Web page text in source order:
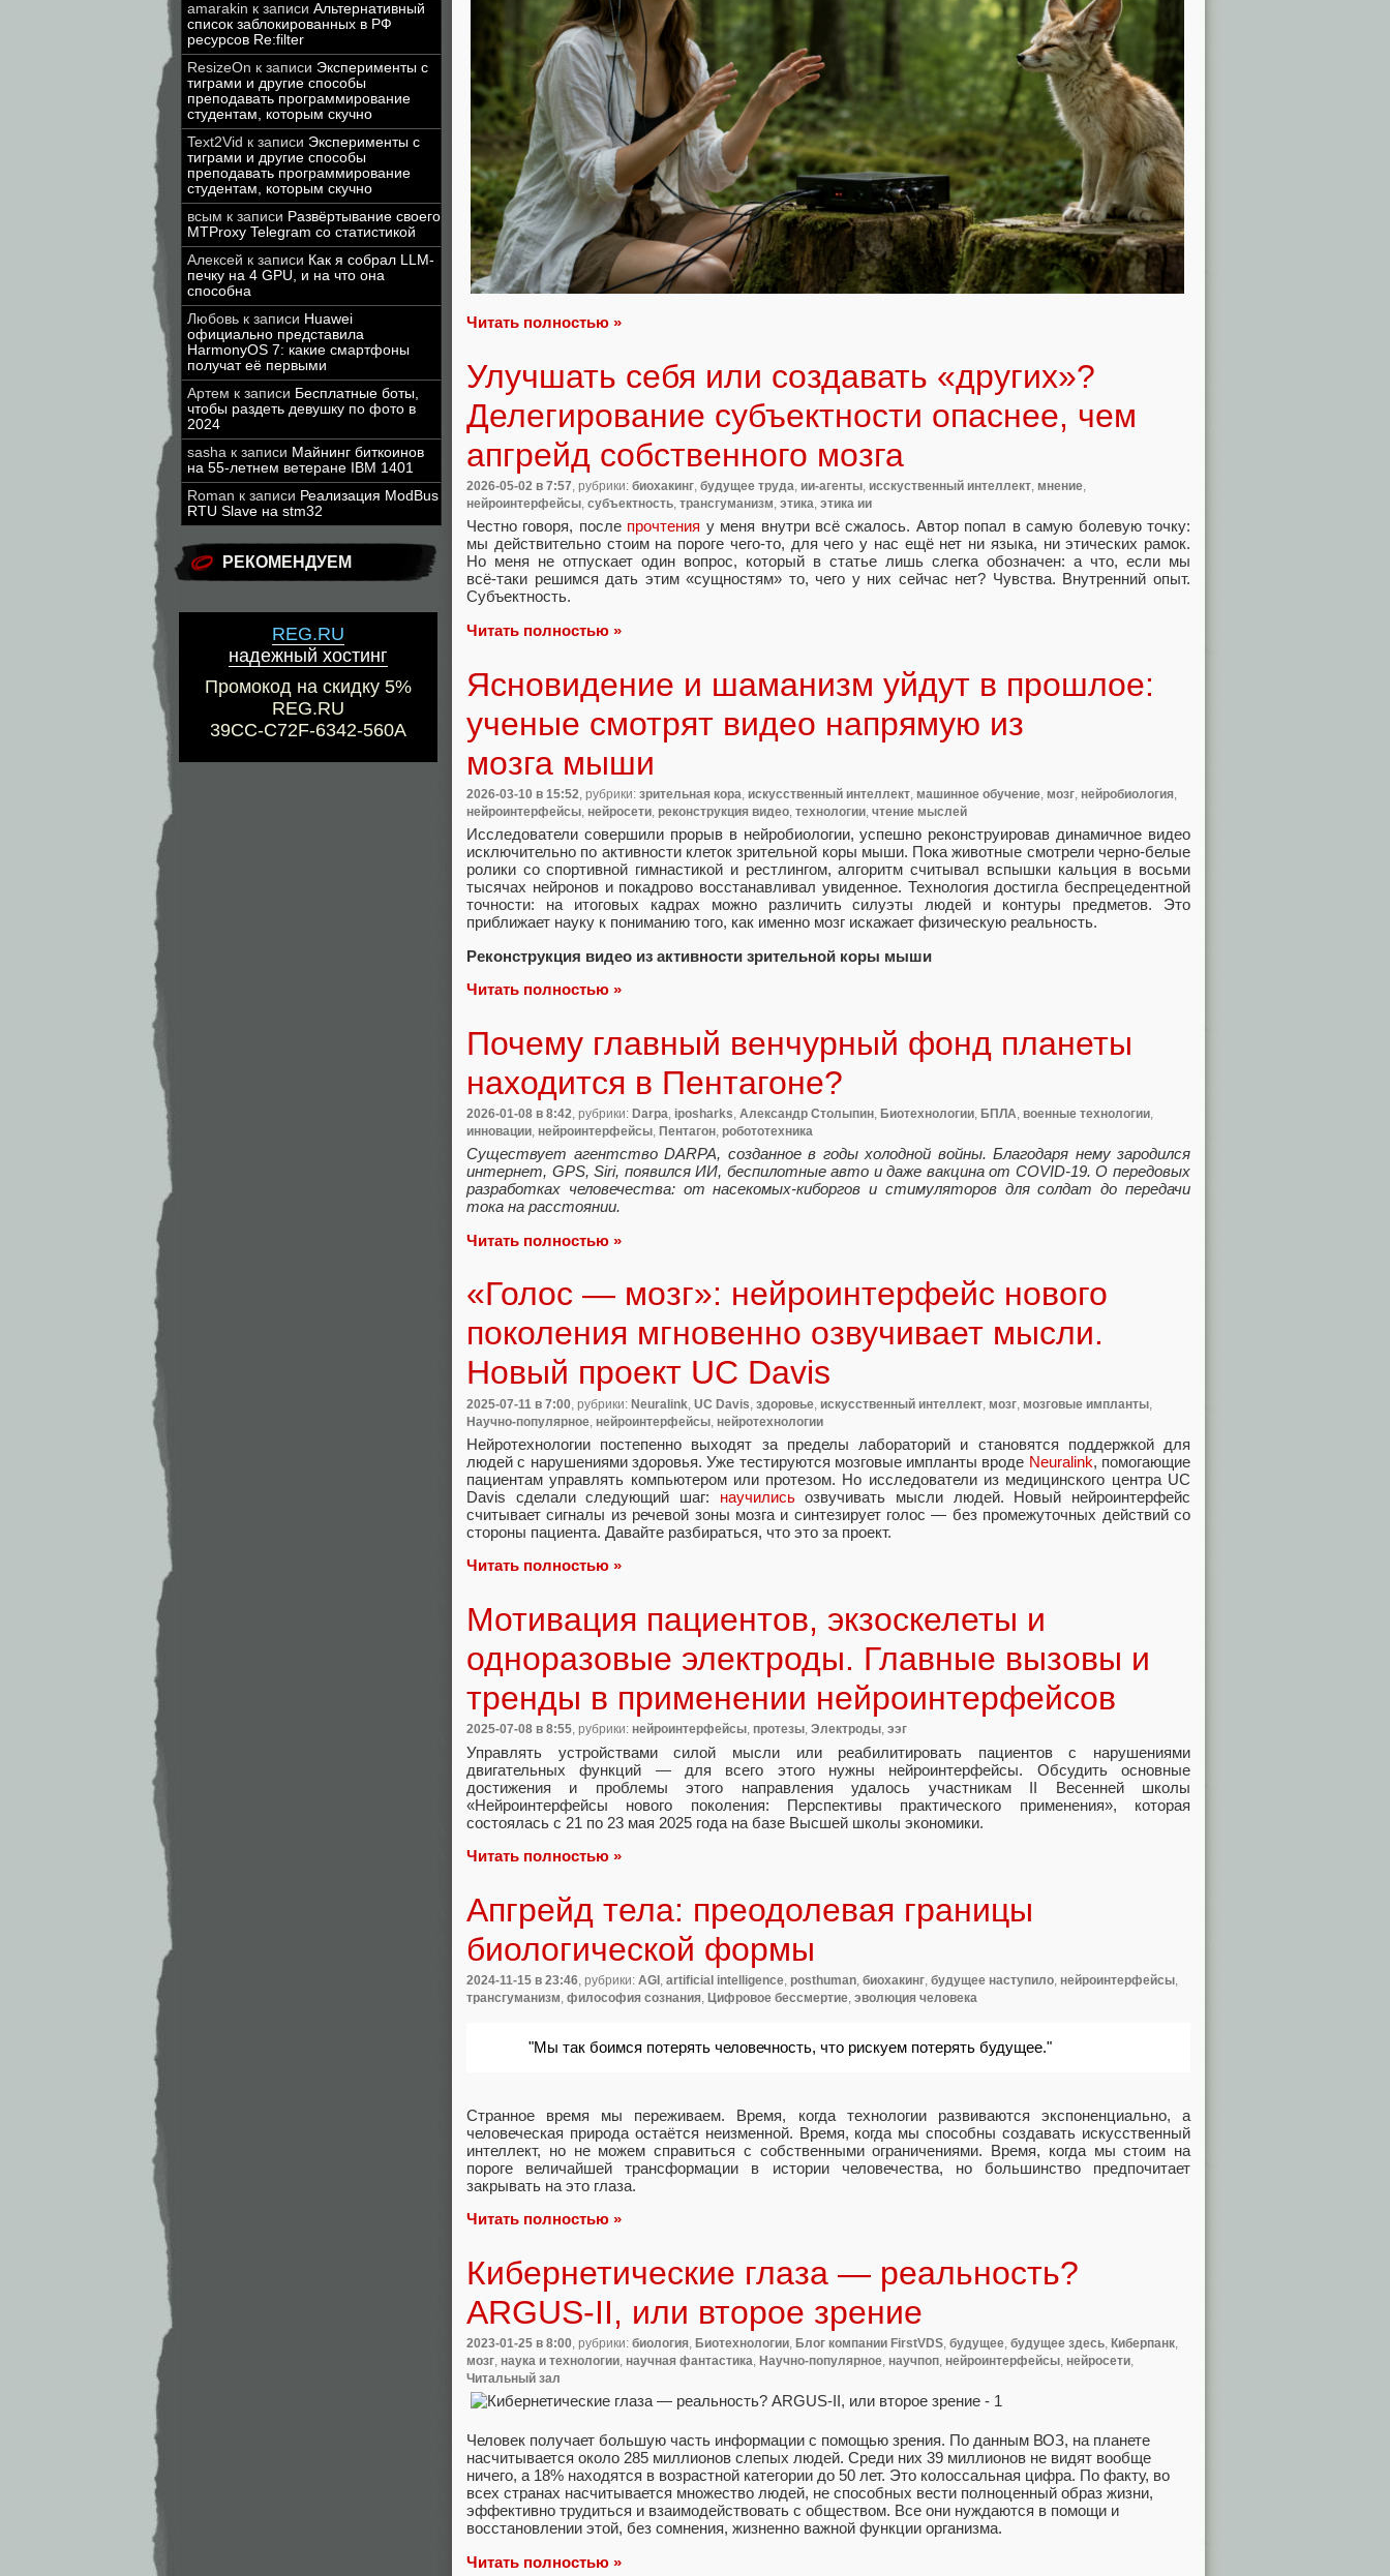
amarakin к записи Альтернативный
список заблокированных в РФ
ресурсов Re:filter
ResizeOn к записи Эксперименты с
тиграми и другие способы
преподавать программирование
студентам, которым скучно
Text2Vid к записи Эксперименты с
тиграми и другие способы
преподавать программирование
студентам, которым скучно
всым к записи Развёртывание своего
MTProxy Telegram со статистикой
Алексей к записи Как я собрал LLM-
печку на 4 GPU, и на что она
способна
Любовь к записи Huawei
официально представила
HarmonyOS 7: какие смартфоны
получат её первыми
Артем к записи Бесплатные боты,
чтобы раздеть девушку по фото в
2024
sasha к записи Майнинг биткоинов
на 55-летнем ветеране IBM 1401
Roman к записи Реализация ModBus
RTU Slave на stm32
РЕКОМЕНДУЕМ
REG.RU
надежный хостинг
Промокод на скидку 5%
REG.RU
39CC-C72F-6342-560A
Читать полностью »
Улучшать себя или создавать «других»?
Делегирование субъектности опаснее, чем
апгрейд собственного мозга
2026-05-02 в 7:57, рубрики: биохакинг, будущее труда, ии-агенты, исскуственный интеллект, мнение,
нейроинтерфейсы, субъектность, трансгуманизм, этика, этика ии
Честно говоря, после прочтения у меня внутри всё сжалось. Автор попал в самую болевую точку:
мы действительно стоим на пороге чего‑то, для чего у нас ещё нет ни языка, ни этических рамок.
Но меня не отпускает один вопрос, который в статье лишь слегка обозначен: а что, если мы
всё‑таки решимся дать этим «сущностям» то, чего у них сейчас нет? Чувства. Внутренний опыт.
Субъектность.
Читать полностью »
Ясновидение и шаманизм уйдут в прошлое:
ученые смотрят видео напрямую из
мозга мыши
2026-03-10 в 15:52 , рубрики: зрительная кора искусственный интеллект машинное обучение мозг нейробиология
нейроинтерфейсы нейросети реконструкция видео технологии чтение мыслей
Исследователи совершили прорыв в нейробиологии, успешно реконструировав динамичное видео
исключительно по активности клеток зрительной коры мыши. Пока животные смотрели черно-белые
ролики со спортивной гимнастикой и рестлингом, алгоритм считывал вспышки кальция в восьми
тысячах нейронов и покадрово восстанавливал увиденное. Технология достигла беспрецедентной
точности: на итоговых кадрах можно различить силуэты людей и контуры предметов. Это
приближает науку к пониманию того, как именно мозг искажает физическую реальность.
Реконструкция видео из активности зрительной коры мыши
Читать полностью »
Почему главный венчурный фонд планеты
находится в Пентагоне?
2026-01-08 в 8:42 , рубрики: Darpa iposharks Александр Столыпин Биотехнологии БПЛА военные технологии
инновации нейроинтерфейсы Пентагон робототехника
Существует агентство DARPA, созданное в годы холодной войны. Благодаря нему зародился
интернет, GPS, Siri, появился ИИ, беспилотные авто и даже вакцина от COVID-19. О передовых
разработках человечества: от насекомых-киборгов и стимуляторов для солдат до передачи
тока на расстоянии.
Читать полностью »
«Голос — мозг»: нейроинтерфейс нового
поколения мгновенно озвучивает мысли.
Новый проект UC Davis
2025-07-11 в 7:00 , рубрики: Neuralink UC Davis здоровье искусственный интеллект мозг мозговые импланты
Научно-популярное нейроинтерфейсы нейротехнологии
Нейротехнологии постепенно выходят за пределы лабораторий и становятся поддержкой для
людей с нарушениями здоровья. Уже тестируются мозговые импланты вроде Neuralink, помогающие
пациентам управлять компьютером или протезом. Но исследователи из медицинского центра UC
Davis сделали следующий шаг: научилисьозвучивать мысли людей. Новый нейроинтерфейс
считывает сигналы из речевой зоны мозга и синтезирует голос — без промежуточных действий со
стороны пациента. Давайте разбираться, что это за проект.
Читать полностью »
Мотивация пациентов, экзоскелеты и
одноразовые электроды. Главные вызовы и
тренды в применении нейроинтерфейсов
2025-07-08 в 8:55, рубрики: нейроинтерфейсы, протезы, Электроды, ээг
Управлять устройствами силой мысли или реабилитировать пациентов с нарушениями
двигательных функций — для всего этого нужны нейроинтерфейсы. Обсудить основные
достижения и проблемы этого направления удалось участникам II Весенней школы
«Нейроинтерфейсы нового поколения: Перспективы практического применения», которая
состоялась с 21 по 23 мая 2025 года на базе Высшей школы экономики.
Читать полностью »
Апгрейд тела: преодолевая границы
биологической формы
2024-11-15 в 23:46, рубрики: AGI , artificial intelligence, posthuman, биохакинг, будущее наступило, нейроинтерфейсы,
трансгуманизм, философия сознания, Цифровое бессмертие, эволюция человека
"Мы так боимся потерять человечность, что рискуем потерять будущее."
Странное время мы переживаем. Время, когда технологии развиваются экспоненциально, а
человеческая природа остаётся неизменной. Время, когда мы способны создавать искусственный
интеллект, но не можем справиться с собственными ограничениями. Время, когда мы стоим на
пороге величайшей трансформации в истории человечества, но большинство предпочитает
закрывать на это глаза.
Читать полностью »
Кибернетические глаза — реальность?
ARGUS-II, или второе зрение
2023-01-25 в 8:00, рубрики: биология, Биотехнологии, Блог компании FirstVDS, будущее, будущее здесь, Киберпанк,
мозг, наука и технологии, научная фантастика, Научно-популярное, научпоп, нейроинтерфейсы, нейросети,
Читальный зал
Человек получает большую часть информации с помощью зрения. По данным ВОЗ, на планете
насчитывается около 285 миллионов слепых людей. Среди них 39 миллионов не видят вообще
ничего, а 18% находятся в возрастной категории до 50 лет. Это колоссальная цифра. По факту, во
всех странах насчитывается множество людей, не способных вести полноценный образ жизни,
эффективно трудиться и взаимодействовать с обществом. Все они нуждаются в помощи и
восстановлении этой, без сомнения, жизненно важной функции организма.
Читать полностью »